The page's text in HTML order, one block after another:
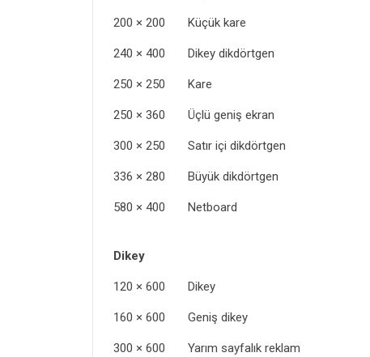
200 × 200 Küçük kare
240 × 400 Dikey dikdörtgen
250 × 250 Kare
250 × 360 Üçlü geniş ekran
300 × 250 Satır içi dikdörtgen
336 × 280 Büyük dikdörtgen
580 × 400 Netboard
Dikey
120 × 600 Dikey
160 × 600 Geniş dikey
300 × 600 Yarım sayfalık reklam